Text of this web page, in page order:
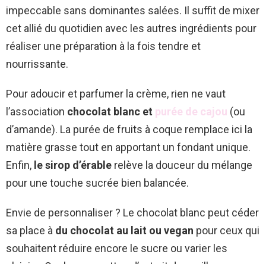
impeccable sans dominantes salées. Il suffit de mixer
cet allié du quotidien avec les autres ingrédients pour
réaliser une préparation à la fois tendre et
nourrissante.
Pour adoucir et parfumer la crème, rien ne vaut
l’association chocolat blanc et purée de cajou (ou
d’amande). La purée de fruits à coque remplace ici la
matière grasse tout en apportant un fondant unique.
Enfin, le sirop d’érable relève la douceur du mélange
pour une touche sucrée bien balancée.
Envie de personnaliser ? Le chocolat blanc peut céder
sa place à du chocolat au lait ou vegan pour ceux qui
souhaitent réduire encore le sucre ou varier les